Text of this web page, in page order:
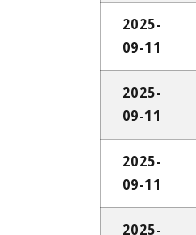
2025-
09-11
2025-
09-11
2025-
09-11
2025-